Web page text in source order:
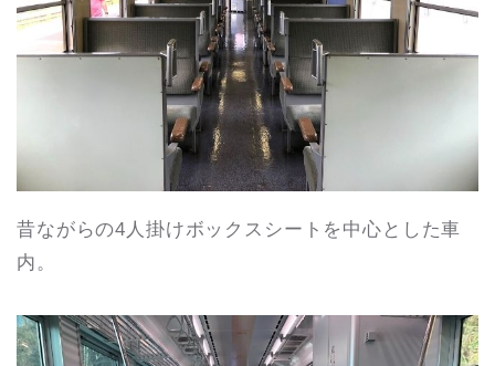
昔ながらの4人掛けボックスシートを中心とした車
内。